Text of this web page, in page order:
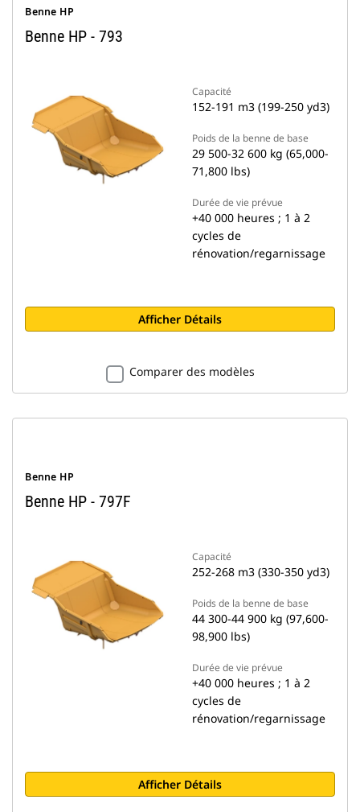
Benne HP
Benne HP - 793
Capacité
152-191 m3 (199-250 yd3)
Poids de la benne de base
29 500-32 600 kg (65,000-
71,800 lbs)
Durée de vie prévue
+40 000 heures ; 1 à 2
cycles de
rénovation/regarnissage
Afficher Détails
Comparer des modèles
Benne HP
Benne HP - 797F
Capacité
252-268 m3 (330-350 yd3)
Poids de la benne de base
44 300-44 900 kg (97,600-
98,900 lbs)
Durée de vie prévue
+40 000 heures ; 1 à 2
cycles de
rénovation/regarnissage
Afficher Détails